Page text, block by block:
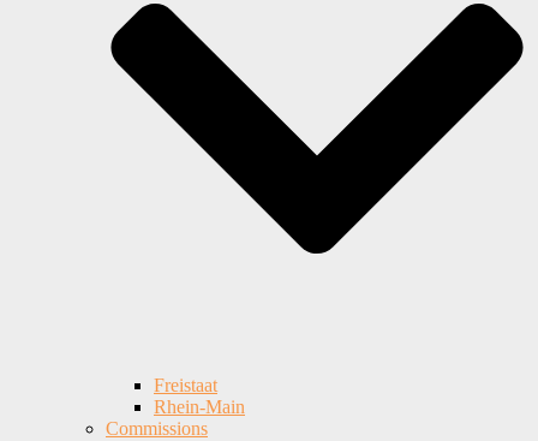
Freistaat
Rhein-Main
Commissions